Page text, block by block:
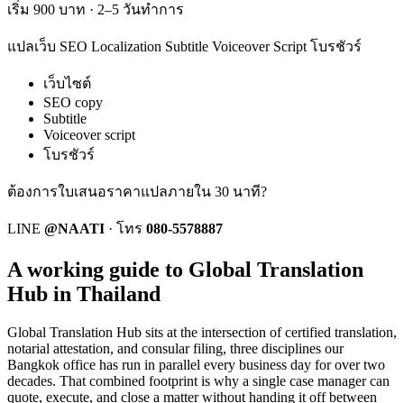
เริ่ม 900 บาท · 2–5 วันทำการ
แปลเว็บ SEO Localization Subtitle Voiceover Script โบรชัวร์
เว็บไซต์
SEO copy
Subtitle
Voiceover script
โบรชัวร์
ต้องการใบเสนอราคาแปลภายใน 30 นาที?
LINE @NAATI · โทร 080-5578887
A working guide to Global Translation
Hub in Thailand
Global Translation Hub sits at the intersection of certified translation,
notarial attestation, and consular filing, three disciplines our
Bangkok office has run in parallel every business day for over two
decades. That combined footprint is why a single case manager can
quote, execute, and close a matter without handing it off between